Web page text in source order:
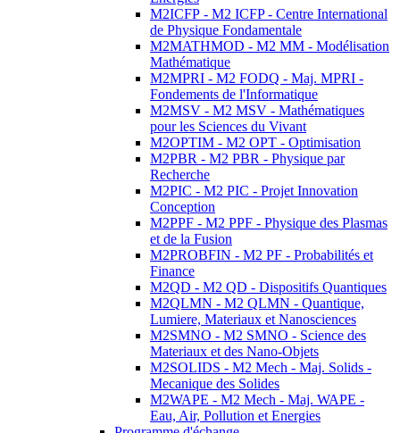
M2ICFP - M2 ICFP - Centre International
de Physique Fondamentale
M2MATHMOD - M2 MM - Modélisation
Mathématique
M2MPRI - M2 FODQ - Maj. MPRI -
Fondements de l'Informatique
M2MSV - M2 MSV - Mathématiques
pour les Sciences du Vivant
M2OPTIM - M2 OPT - Optimisation
M2PBR - M2 PBR - Physique par
Recherche
M2PIC - M2 PIC - Projet Innovation
Conception
M2PPF - M2 PPF - Physique des Plasmas
et de la Fusion
M2PROBFIN - M2 PF - Probabilités et
Finance
M2QD - M2 QD - Dispositifs Quantiques
M2QLMN - M2 QLMN - Quantique,
Lumiere, Materiaux et Nanosciences
M2SMNO - M2 SMNO - Science des
Materiaux et des Nano-Objets
M2SOLIDS - M2 Mech - Maj. Solids -
Mecanique des Solides
M2WAPE - M2 Mech - Maj. WAPE -
Eau, Air, Pollution et Energies